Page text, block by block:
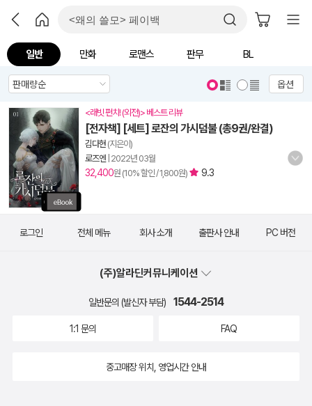
일반 만화 로맨스 판무 BL
옵션
<래빗 펀치! (외전)> 베스트 리뷰
[전자책] [세트] 로잔의 가시덤불 (총9권/완결)
김다현 (지은이)
로즈엔 2022년 03월
32,400원 (10% 할인 / 1,800원) 9.3
로그인 전체 메뉴 회사 소개 출판사 안내 PC 버전
(주)알라딘커뮤니케이션
일반문의 (발신자 부담) 1544-2514
1:1 문의 FAQ
중고매장 위치, 영업시간 안내